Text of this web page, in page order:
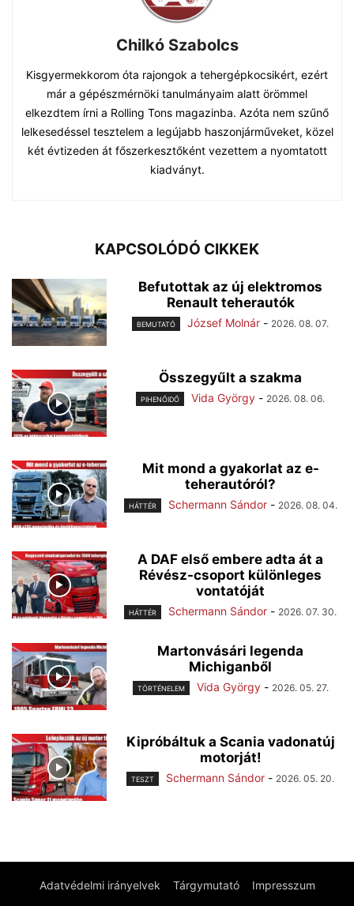
Chilkó Szabolcs
Kisgyermekkorom óta rajongok a tehergépkocsikért, ezért
már a gépészmérnöki tanulmányaim alatt örömmel
elkezdtem írni a Rolling Tons magazinba. Azóta nem szűnő
lelkesedéssel tesztelem a legújabb haszonjárműveket, közel
két évtizeden át főszerkesztőként vezettem a nyomtatott
kiadványt.
KAPCSOLÓDÓ CIKKEK
Befutottak az új elektromos
Renault teherautók
BEMUTATÓ József Molnár - 2026. 08. 07.
Összegyűlt a szakma
PIHENŐIDŐ Vida György - 2026. 08. 06.
Mit mond a gyakorlat az e-
teherautóról?
HÁTTÉR Schermann Sándor - 2026. 08. 04.
A DAF első embere adta át a
Révész-csoport különleges
vontatóját
HÁTTÉR Schermann Sándor - 2026. 07. 30.
Martonvásári legenda
Michiganből
TÖRTÉNELEM Vida György - 2026. 05. 27.
Kipróbáltuk a Scania vadonatúj
motorját!
TESZT Schermann Sándor - 2026. 05. 20.
Adatvédelmi irányelvek Tárgymutató Impresszum